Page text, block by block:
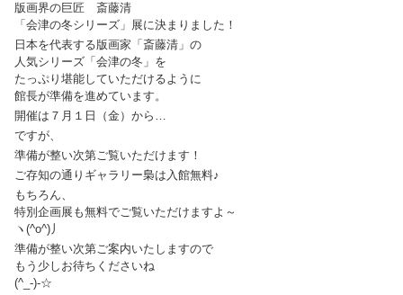
版画界の巨匠 斎藤清
「会津の冬シリーズ」展に決まりました！
日本を代表する版画家「斎藤清」の
人気シリーズ「会津の冬」を
たっぷり堪能していただけるように
館長が準備を進めています。
開催は７月１日（金）から…
ですが、
準備が整い次第ご覧いただけます！
ご存知の通りギャラリー梟は入館無料♪
もちろん、
特別企画展も無料でご覧いただけますよ～
ヽ(^o^)丿
準備が整い次第ご案内いたしますので
もう少しお待ちくださいね
(^_-)-☆